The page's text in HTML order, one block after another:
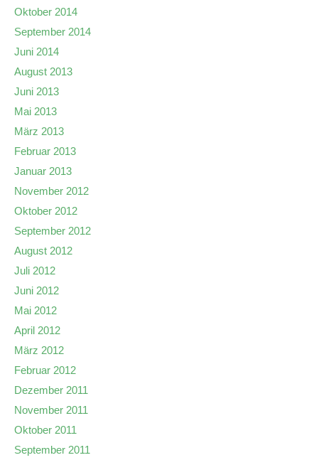
Oktober 2014
September 2014
Juni 2014
August 2013
Juni 2013
Mai 2013
März 2013
Februar 2013
Januar 2013
November 2012
Oktober 2012
September 2012
August 2012
Juli 2012
Juni 2012
Mai 2012
April 2012
März 2012
Februar 2012
Dezember 2011
November 2011
Oktober 2011
September 2011